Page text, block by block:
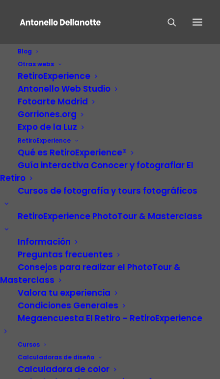
Blog
Otras webs
RetiroExperience
Antonello Web Studio
Fotoarte Madrid
Gorriones.org
Expo de la Luz
RetiroExperience
Qué es RetiroExperience®
Guía interactiva Conocer y fotografiar El
Retiro
Cursos de fotografía y tours fotográficos
RetiroExperience PhotoTour & Masterclass
Información
Preguntas frecuentes
Consejos para realizar el PhotoTour &
Masterclass
Valora tu experiencia
Condiciones Generales
Megaencuesta El Retiro – RetiroExperience
Cursos
Calculadoras de diseño
Calculadora de color
Iluminación
Carrera profesional
Fotografía
Patrimonio cultural